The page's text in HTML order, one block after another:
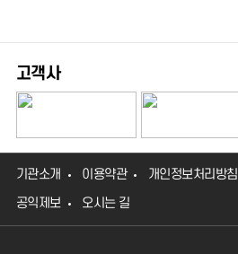
고객사
기관소개 이용약관 개인정보처리방침
공익제보
오시는 길